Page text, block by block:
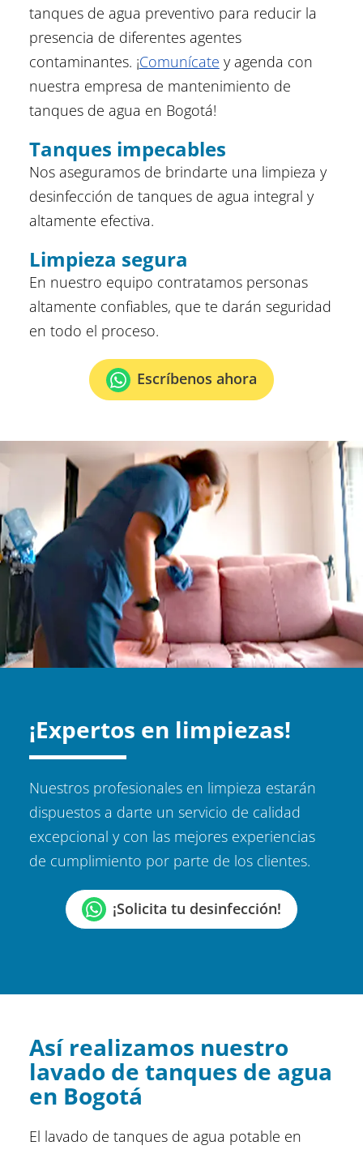
tanques de agua preventivo para reducir la
presencia de diferentes agentes
contaminantes. ¡Comunícate y agenda con
nuestra empresa de mantenimiento de
tanques de agua en Bogotá!
Tanques impecables
Nos aseguramos de brindarte una limpieza y
desinfección de tanques de agua integral y
altamente efectiva.
Limpieza segura
En nuestro equipo contratamos personas
altamente confiables, que te darán seguridad
en todo el proceso.
Escríbenos ahora
¡Expertos en limpiezas!
Nuestros profesionales en limpieza estarán
dispuestos a darte un servicio de calidad
excepcional y con las mejores experiencias
de cumplimiento por parte de los clientes.
¡Solicita tu desinfección!
Así realizamos nuestro
lavado de tanques de agua
en Bogotá
El lavado de tanques de agua potable en